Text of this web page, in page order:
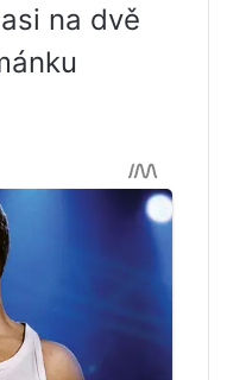
na dvě